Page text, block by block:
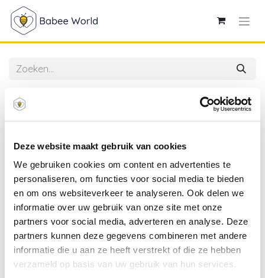
Deze website maakt gebruik van cookies
We gebruiken cookies om content en advertenties te
personaliseren, om functies voor social media te bieden
en om ons websiteverkeer te analyseren. Ook delen we
informatie over uw gebruik van onze site met onze
partners voor social media, adverteren en analyse. Deze
partners kunnen deze gegevens combineren met andere
informatie die u aan ze heeft verstrekt of die ze hebben
verzameld op basis van uw gebruik van hun services.
4SO | Tuinstoel Tosca Dining Chair Stapelbaar wit
frame